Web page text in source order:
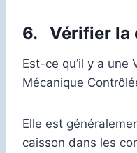
6. Vérifier la
Est-ce qu’il y a une
Mécanique
Elle est
caisson dans les